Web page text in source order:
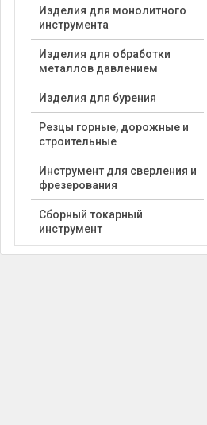
Изделия для монолитного
инструмента
Изделия для обработки
металлов давлением
Изделия для бурения
Резцы горные, дорожные и
строительные
Инструмент для сверления и
фрезерования
Сборный токарный
инструмент